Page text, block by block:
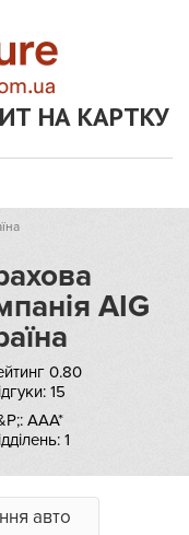
НА КАРТКУ
AIG
0.80
15
ААА*
1
авто